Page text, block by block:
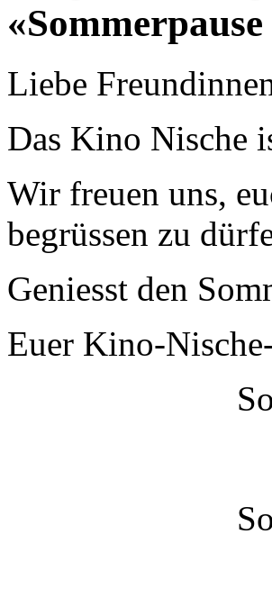
Liebe
Das Kino Nische
Wir freuen uns,
begrüssen zu
Geniesst den
Euer Kino-
So
So